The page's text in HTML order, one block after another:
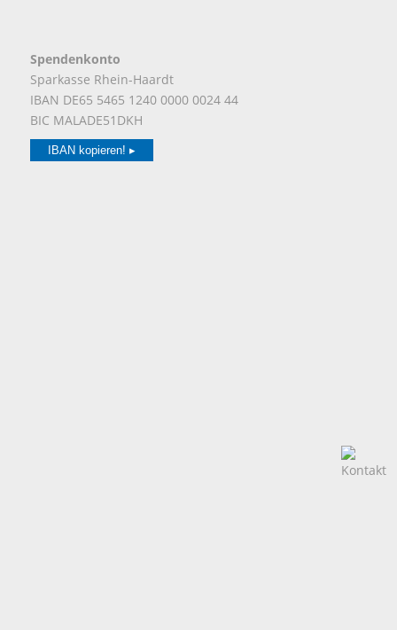
Spendenkonto
Sparkasse Rhein-Haardt
IBAN DE65 5465 1240 0000 0024 44
BIC MALADE51DKH
IBAN kopieren! ▸